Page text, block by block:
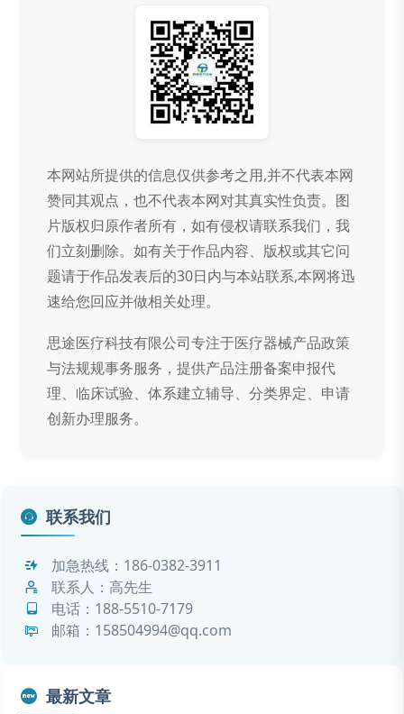
本网站所提供的信息仅供参考之用,并不代表本网
赞同其观点，也不代表本网对其真实性负责。图
片版权归原作者所有，如有侵权请联系我们，我
们立刻删除。如有关于作品内容、版权或其它问
题请于作品发表后的30日内与本站联系,本网将迅
速给您回应并做相关处理。
思途医疗科技有限公司专注于医疗器械产品政策
与法规规事务服务，提供产品注册备案申报代
理、临床试验、体系建立辅导、分类界定、申请
创新办理服务。
联系我们
加急热线： 186-0382-3911
联系人：高先生
电话： 188-5510-7179
邮箱：158504994@qq.com
最新文章